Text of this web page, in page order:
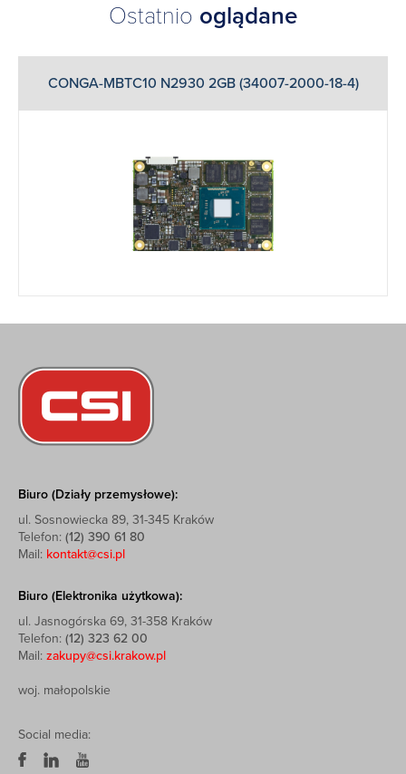
Ostatnio oglądane
CONGA-MBTC10 N2930 2GB (34007-2000-18-4)
Biuro (Działy przemysłowe):
ul. Sosnowiecka 89, 31-345 Kraków
Telefon: (12) 390 61 80
Mail: kontakt@csi.pl
Biuro (Elektronika użytkowa):
ul. Jasnogórska 69, 31-358 Kraków
Telefon: (12) 323 62 00
Mail: zakupy@csi.krakow.pl
woj. małopolskie
Social media: